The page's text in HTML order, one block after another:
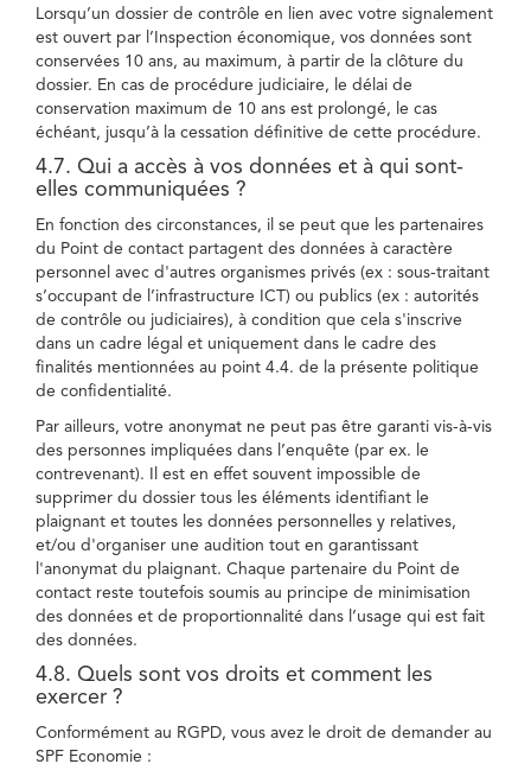
Lorsqu’un dossier de contrôle en lien avec votre signalement
est ouvert par l’Inspection économique, vos données sont
conservées 10 ans, au maximum, à partir de la clôture du
dossier. En cas de procédure judiciaire, le délai de
conservation maximum de 10 ans est prolongé, le cas
échéant, jusqu’à la cessation définitive de cette procédure.
4.7. Qui a accès à vos données et à qui sont-
elles communiquées ?
En fonction des circonstances, il se peut que les partenaires
du Point de contact partagent des données à caractère
personnel avec d'autres organismes privés (ex : sous-traitant
s’occupant de l’infrastructure ICT) ou publics (ex : autorités
de contrôle ou judiciaires), à condition que cela s'inscrive
dans un cadre légal et uniquement dans le cadre des
finalités mentionnées au point 4.4. de la présente politique
de confidentialité.
Par ailleurs, votre anonymat ne peut pas être garanti vis-à-vis
des personnes impliquées dans l’enquête (par ex. le
contrevenant). Il est en effet souvent impossible de
supprimer du dossier tous les éléments identifiant le
plaignant et toutes les données personnelles y relatives,
et/ou d'organiser une audition tout en garantissant
l'anonymat du plaignant. Chaque partenaire du Point de
contact reste toutefois soumis au principe de minimisation
des données et de proportionnalité dans l’usage qui est fait
des données.
4.8. Quels sont vos droits et comment les
exercer ?
Conformément au RGPD, vous avez le droit de demander au
SPF Economie :